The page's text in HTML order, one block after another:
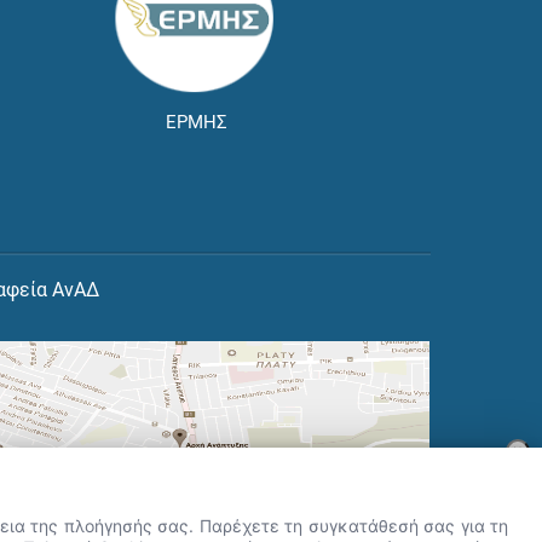
ΕΡΜΗΣ
ΑνΑΔ
×
σήμερα.
της πλοήγησής σας. Παρέχετε τη συγκατάθεσή σας για τη